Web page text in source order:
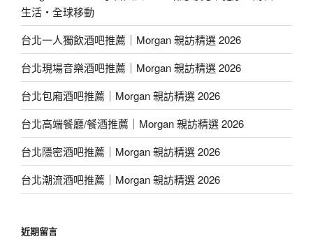
生活・全球移動
台北一人獨飲酒吧推薦｜Morgan 親訪精選 2026
台北現場音樂酒吧推薦｜Morgan 親訪精選 2026
台北包廂酒吧推薦｜Morgan 親訪精選 2026
台北高端餐廳/餐酒推薦｜Morgan 親訪精選 2026
台北隱密酒吧推薦｜Morgan 親訪精選 2026
台北潮流酒吧推薦｜Morgan 親訪精選 2026
近期留言